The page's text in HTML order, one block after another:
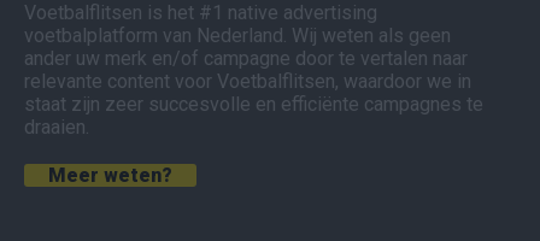
Voetbalflitsen is het #1 native advertising
voetbalplatform van Nederland. Wij weten als geen
ander uw merk en/of campagne door te vertalen naar
relevante content voor Voetbalflitsen, waardoor we in
staat zijn zeer succesvolle en efficiënte campagnes te
draaien.
Meer weten?